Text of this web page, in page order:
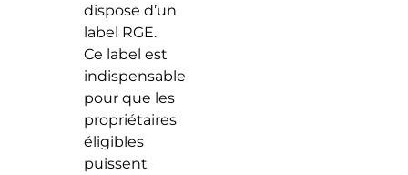
dispose d’un
label RGE.
Ce label est
indispensable
pour que les
propriétaires
éligibles
puissent